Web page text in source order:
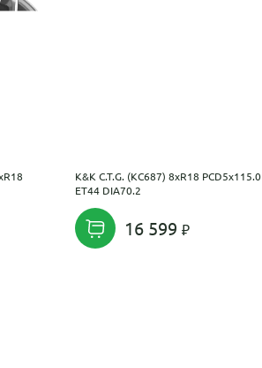
K&K C.T.G. (КС687) 8xR18 PCD5x115.0
ET44 DIA70.2
16 599